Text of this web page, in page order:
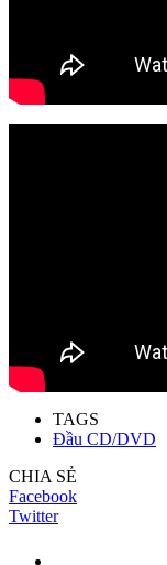
TAGS
Đầu CD/DVD
CHIA SẺ
Facebook
Twitter